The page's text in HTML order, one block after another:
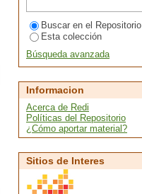
Buscar en el Repositorio
Esta colección
Búsqueda avanzada
Informacion
Acerca de Redi
Políticas del Repositorio
¿Cómo aportar material?
Sitios de Interes